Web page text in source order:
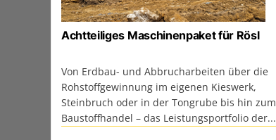
Achtteiliges Maschinenpaket für Rösl
Von Erdbau- und Abbrucharbeiten über die
Rohstoffgewinnung im eigenen Kieswerk,
Steinbruch oder in der Tongrube bis hin zum
Baustoffhandel – das Leistungsportfolio der...